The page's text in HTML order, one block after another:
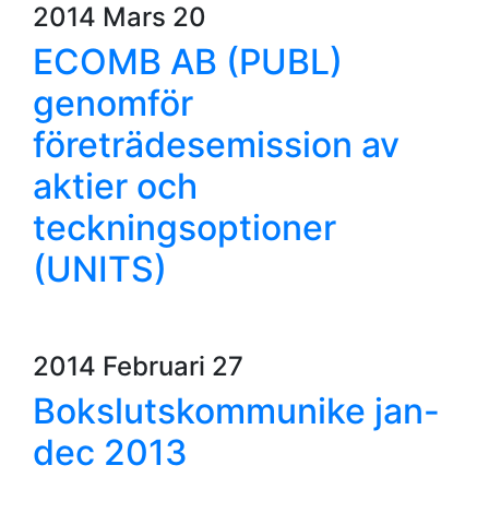
2014 Mars 20
ECOMB AB (PUBL)
genomför
företrädesemission av
aktier och
teckningsoptioner
(UNITS)
2014 Februari 27
Bokslutskommunike jan-
dec 2013